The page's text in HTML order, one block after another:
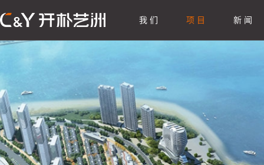
我 们 项 目 新 闻